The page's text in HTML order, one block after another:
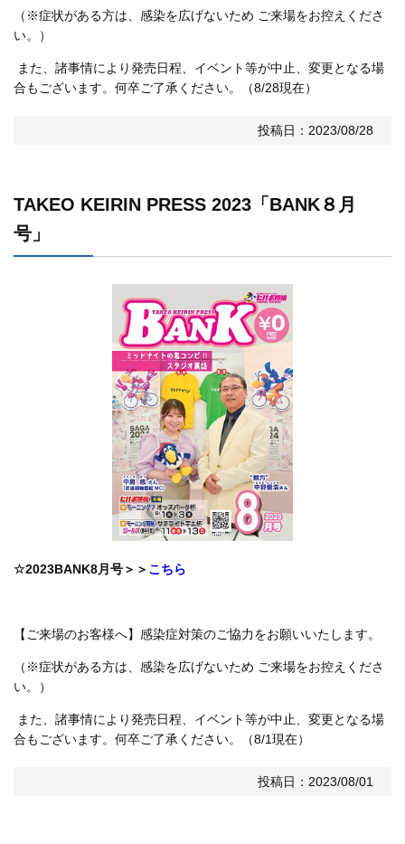
（※症状がある方は、感染を広げないため ご来場をお控えくださ
い。）
また、諸事情により発売日程、イベント等が中止、変更となる場
合もございます。何卒ご了承ください。（8/28現在）
投稿日：2023/08/28
TAKEO KEIRIN PRESS 2023「BANK８月
号」
☆2023BANK8月号＞＞ こちら
【ご来場のお客様へ】感染症対策のご協力をお願いいたします。
（※症状がある方は、感染を広げないため ご来場をお控えくださ
い。）
また、諸事情により発売日程、イベント等が中止、変更となる場
合もございます。何卒ご了承ください。（8/1現在）
投稿日：2023/08/01